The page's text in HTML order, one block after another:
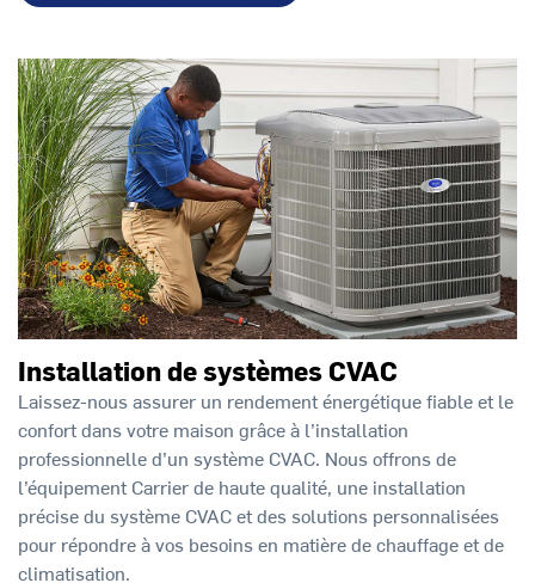
Installation de systèmes CVAC
Laissez-nous assurer un rendement énergétique fiable et le
confort dans votre maison grâce à l’installation
professionnelle d’un système CVAC. Nous offrons de
l’équipement Carrier de haute qualité, une installation
précise du système CVAC et des solutions personnalisées
pour répondre à vos besoins en matière de chauffage et de
climatisation.